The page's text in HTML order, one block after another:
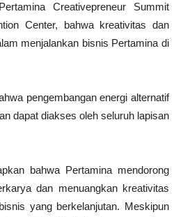
Creativepreneur Summit
Center, bahwa kreativitas dan
menjalankan bisnis Pertamina di
pengembangan energi alternatif
dapat diakses oleh seluruh lapisan
bahwa Pertamina mendorong
dan menuangkan kreativitas
yang berkelanjutan. Meskipun